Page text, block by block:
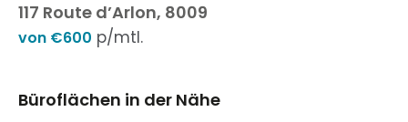
117 Route d’Arlon, 8009
von €600 p/mtl.
Büroflächen in der Nähe